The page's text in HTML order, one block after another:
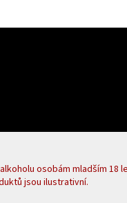
osobám mladším 18
jsou ilustrativní.